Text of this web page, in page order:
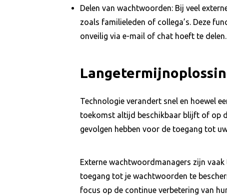
Delen van wachtwoorden: Bij veel
zoals familieleden of collega’s. Deze
onveilig via e-mail of chat hoeft te delen.
Technologie verandert snel en hoewel
toekomst altijd beschikbaar blijft of op
gevolgen hebben voor de toegang tot uw
Externe wachtwoordmanagers zijn
toegang tot je wachtwoorden te
focus op de continue verbetering van